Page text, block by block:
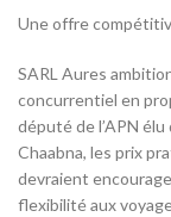
Une offre
SARL Aures
concurrentiel en
député de l’APN
Chaabna, les prix
devraient
flexibilité aux